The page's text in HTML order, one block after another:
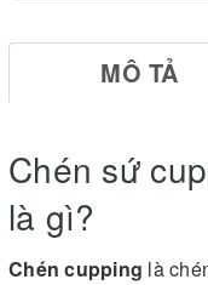
MÔ TẢ
Chén sứ
là gì?
Chén cupping là